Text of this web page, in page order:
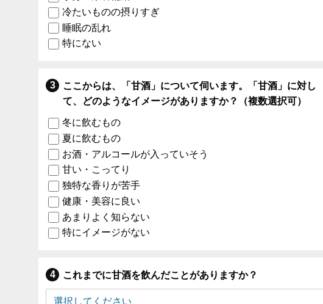
冷たいものの摂りすぎ
睡眠の乱れ
特にない
ここからは、「甘酒」について伺います。「甘酒」に対し
て、どのようなイメージがありますか？（複数選択可）
冬に飲むもの
夏に飲むもの
お酒・アルコールが入っていそう
甘い・こってり
独特な香りが苦手
健康・美容に良い
あまりよく知らない
特にイメージがない
これまでに甘酒を飲んだことがありますか？